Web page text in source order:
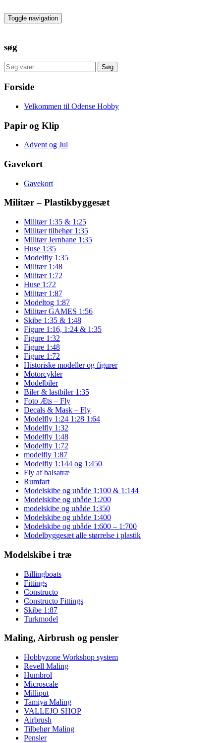
to
the
Toggle navigation
søg
Søg
efter:
Søg
Forside
Velkommen til Odense Hobby
Papir og Klip
Advent og Jul
Gavekort
Gavekort
Militær – Plastikbyggesæt
Militær 1:35 & 1:25
Militær tilbehør 1:35
Militær Jernbane 1:35
Huse 1:35
Modelfly 1:35
Militær 1:48
Militær 1:72
Huse 1:72
Militær 1:87
Modeltog 1:87
Militær GAMES 1:56
Skibe 1:35 & 1:48
Figure 1:16, 1:24 & 1:35
Figure 1:32
Figure 1:48
Figure 1:72
Historiske modeller og figurer
Motorcykler
Modelbiler
Biler & lastbiler 1:35
Foto Æts – Fly
Decals & Mask – Fly
Modelfly 1:24 1:28 1:64
Modelfly 1:32
Modelfly 1:48
Modelfly 1:72
modelfly 1:87
Modelfly 1:144 og 1:450
Fly af balsatræ
Rumfart
Modelskibe og ubåde 1:100 & 1:144
Modelskibe og ubåde 1:200
modelskibe og ubåde 1:350
Modelskibe og ubåde 1:400
Modelskibe og ubåde 1:600 – 1:700
Modelbyggesæt alle størrelse i plastik
Modelskibe i træ
Billingboats
Fittings
Constructo
Constructo Fittings
Skibe 1:87
Turkmodel
Maling, Airbrush og pensler
Hobbyzone Workshop system
Revell Maling
Humbrol
Microscale
Milliput
Tamiya Maling
VALLEJO SHOP
Airbrush
Tilbehør Maling
Pensler